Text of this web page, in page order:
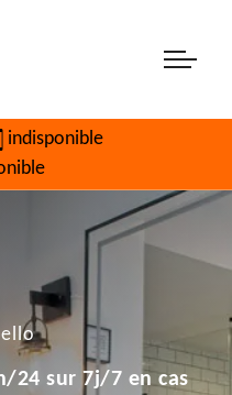
indisponible
24 sur 7j/7 en cas